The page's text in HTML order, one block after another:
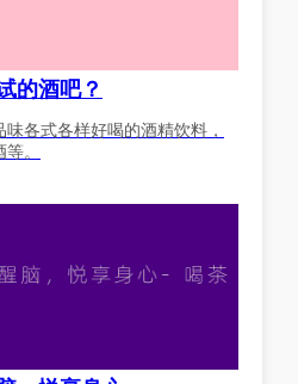
的酒吧？
各式各样好喝的酒精饮料，
。